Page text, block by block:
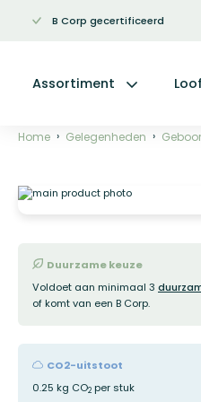
B Corp gecertificeerd
Assortiment
Home Gelegenheden
Ga
gallerij
Duurzame keuze
Voldoet aan minimaal 3
of komt van een B Corp.
CO2-uitstoot
0.25 kg CO2 per stuk